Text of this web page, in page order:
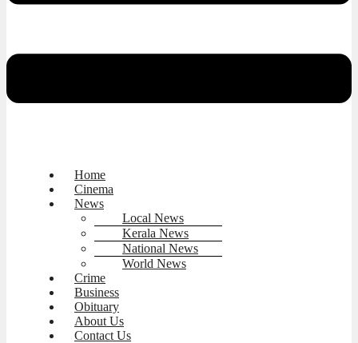
Home
Cinema
News
Local News
Kerala News
National News
World News
Crime
Business
Obituary
About Us
Contact Us